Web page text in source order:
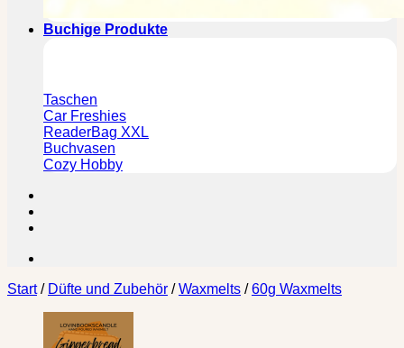
Buchige Produkte
Taschen
Car Freshies
ReaderBag XXL
Buchvasen
Cozy Hobby
Start / Düfte und Zubehör / Waxmelts / 60g Waxmelts